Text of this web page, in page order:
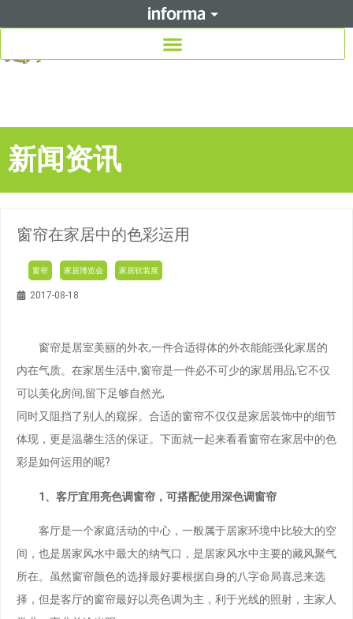
新闻资讯
窗帘在家居中的色彩运用
窗帘 家居博览会 家居软装展
2017-08-18
窗帘是居室美丽的外衣,一件合适得体的外衣能能强化家居的
内在气质。在家居生活中,窗帘是一件必不可少的家居用品,它不仅
可以美化房间,留下足够自然光,
同时又阻挡了别人的窥探。合适的窗帘不仅仅是家居装饰中的细节
体现，更是温馨生活的保证。下面就一起来看看窗帘在家居中的色
彩是如何运用的呢?
1、客厅宜用亮色调窗帘，可搭配使用深色调窗帘
客厅是一个家庭活动的中心，一般属于居家环境中比较大的空
间，也是居家风水中最大的纳气口，是居家风水中主要的藏风聚气
所在。虽然窗帘颜色的选择最好要根据自身的八字命局喜忌来选
择，但是客厅的窗帘最好以亮色调为主，利于光线的照射，主家人